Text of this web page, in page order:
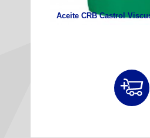
Aceite CRB Castrol